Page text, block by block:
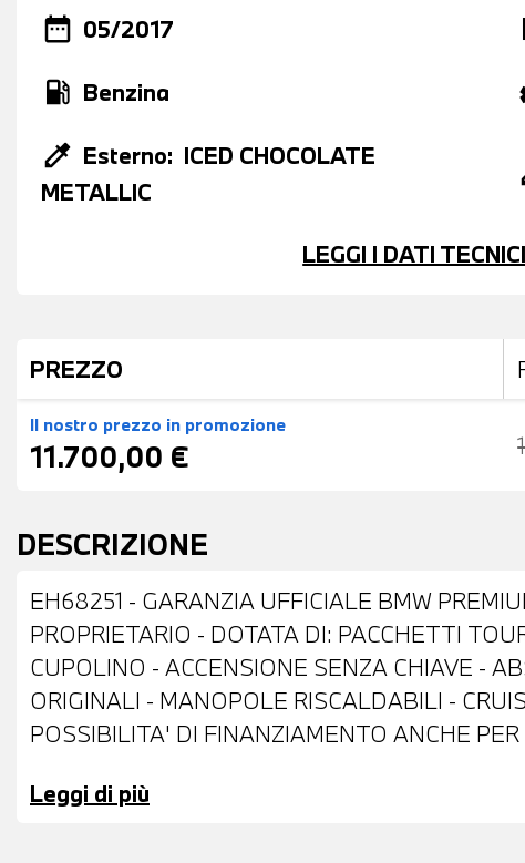
date_range 05/2017
local_gas_station Benzina
colorize Esterno: ICED CHOCOLATE
METALLIC
LEGGI I DATI
PREZZO
Il nostro prezzo in promozione
11.700,00 €
DESCRIZIONE
EH68251 - GARANZIA UFFICIALE BMW
PROPRIETARIO - DOTATA DI: PACCHETTI
CUPOLINO - ACCENSIONE SENZA CHIAVE -
ORIGINALI - MANOPOLE RISCALDABILI -
POSSIBILITA' DI FINANZIAMENTO ANCHE
Leggi di più